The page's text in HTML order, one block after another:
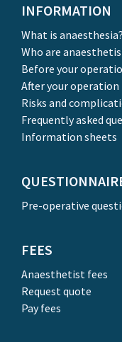
INFORMATION
What is anaesthesia?
Who are
Before your
After your operation
Risks and
Frequently asked
Information sheets
Pre-operative
FEES
Anaesthetist fees
Request quote
Pay fees